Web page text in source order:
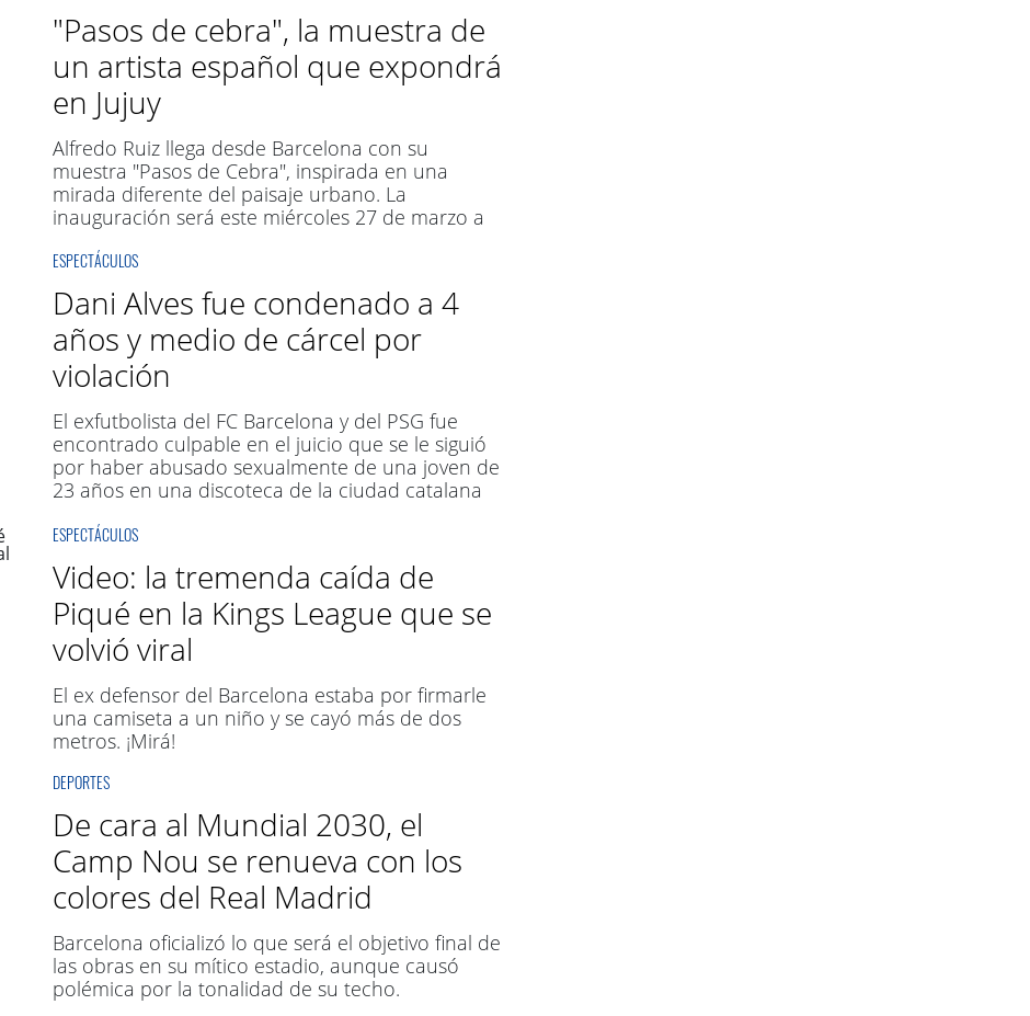
"Pasos de cebra", la muestra de
un artista español que expondrá
en Jujuy
Alfredo Ruiz llega desde Barcelona con su
muestra "Pasos de Cebra", inspirada en una
mirada diferente del paisaje urbano. La
inauguración será este miércoles 27 de marzo a
ESPECTÁCULOS
Dani Alves fue condenado a 4
años y medio de cárcel por
violación
El exfutbolista del FC Barcelona y del PSG fue
encontrado culpable en el juicio que se le siguió
por haber abusado sexualmente de una joven de
23 años en una discoteca de la ciudad catalana
ESPECTÁCULOS
Video: la tremenda caída de
Piqué en la Kings League que se
volvió viral
El ex defensor del Barcelona estaba por firmarle
una camiseta a un niño y se cayó más de dos
metros. ¡Mirá!
DEPORTES
De cara al Mundial 2030, el
Camp Nou se renueva con los
colores del Real Madrid
Barcelona oficializó lo que será el objetivo final de
las obras en su mítico estadio, aunque causó
polémica por la tonalidad de su techo.